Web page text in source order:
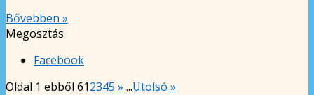
Bővebben »
Megosztás
Facebook
Oldal 1 ebből 612345 » ...Utolsó »